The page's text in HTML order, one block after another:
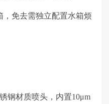
，免去需独立配置水箱烦
钢材质喷头，内置10μm